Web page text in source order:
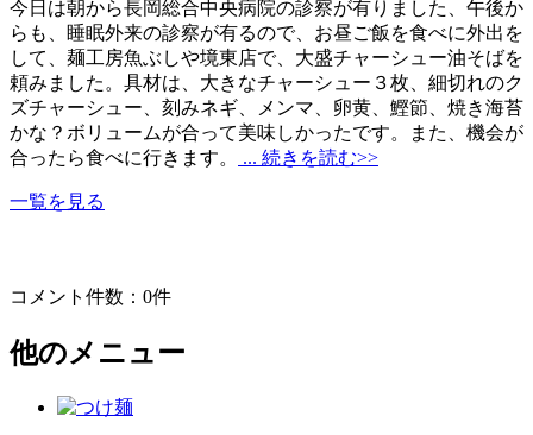
今日は朝から長岡総合中央病院の診察が有りました、午後か
らも、睡眠外来の診察が有るので、お昼ご飯を食べに外出を
して、麺工房魚ぶしや境東店で、大盛チャーシュー油そばを
頼みました。具材は、大きなチャーシュー３枚、細切れのク
ズチャーシュー、刻みネギ、メンマ、卵黄、鰹節、焼き海苔
かな？ボリュームが合って美味しかったです。また、機会が
合ったら食べに行きます。
... 続きを読む>>
一覧を見る
コメント件数：0件
他のメニュー